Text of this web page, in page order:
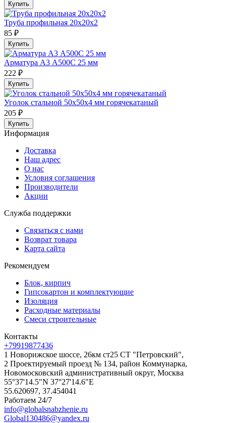
Купить
Труба профильная 20х20х2
85 ₽
Купить
Арматура А3 А500С 25 мм
222 ₽
Купить
Уголок стальной 50х50х4 мм горячекатаный
205 ₽
Купить
Информация
Доставка
Наш адрес
О нас
Условия соглашения
Производители
Акции
Служба поддержки
Связаться с нами
Возврат товара
Карта сайта
Рекомендуем
Блок, кирпич
Гипсокартон и комплектующие
Изоляция
Расходные материалы
Смеси строительные
Контакты
+79919877436
1 Новорижское шоссе, 26км ст25 СТ "Петровский",
2 Проектируемый проезд № 134, район Коммунарка,
Новомосковский административный округ, Москва
55°37'14.5"N 37°27'14.6"E
55.620697, 37.454041
Работаем 24/7
info@globalsnabzhenie.ru
Global130486@yandex.ru